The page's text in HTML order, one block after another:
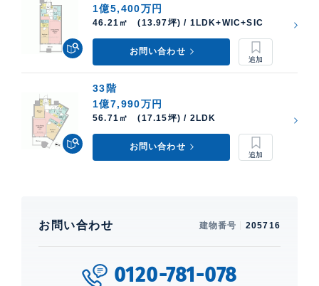
1億5,400万円
46.21㎡ (13.97坪) / 1LDK+WIC+SIC
お問い合わせ
33階
1億7,990万円
56.71㎡ (17.15坪) / 2LDK
お問い合わせ
お問い合わせ 建物番号 205716
0120-781-078